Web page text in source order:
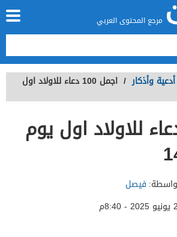
مرجع المحتوى العربي
أدعية وأذكار / اجمل 100 دعاء للاولاد اول
100 دعاء للاولاد اول يوم
فيصل